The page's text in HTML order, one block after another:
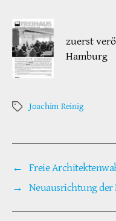
zuerst
Hamburg
Schlagwörter
Joachim Reinig
← Freie
→ Neuausrichtung